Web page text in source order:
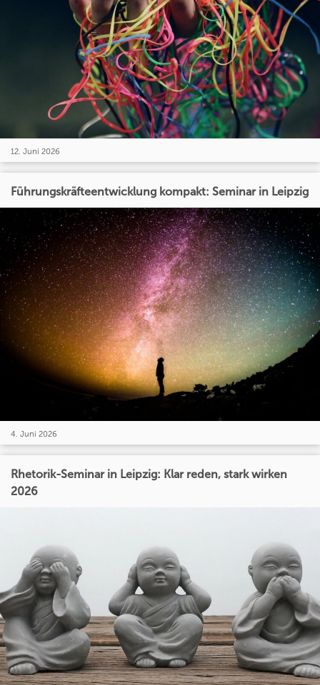
12. Juni 2026
Führungskräfteentwicklung kompakt: Seminar in Leipzig
4. Juni 2026
Rhetorik-Seminar in Leipzig: Klar reden, stark wirken
2026